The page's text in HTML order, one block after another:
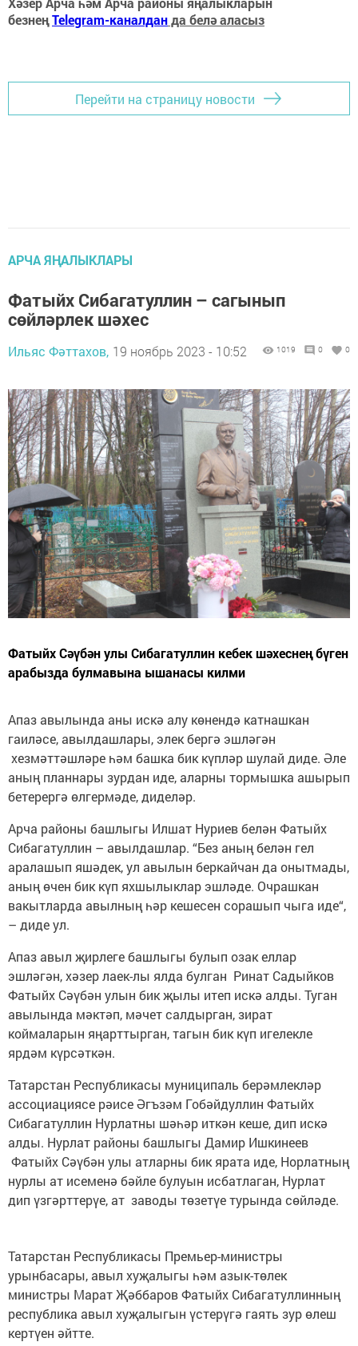
безнеңTelegram-каналданда белә аласыз
Перейти на страницу новости
АРЧА ЯҢАЛЫКЛАРЫ
Фатыйх Сибагатуллин – сагынып
сөйләрлек шәхес
Ильяс Фәттахов, 19 ноябрь 2023 - 10:52 1019 0 0
Фатыйх Сәүбән улы Сибагатуллин кебек шәхеснең бүген
арабызда булмавына ышанасы килми
Апаз авылында аны искә алу көнендә катнашкан
гаиләсе, авылдашлары, элек бергә эшләгән
хезмәттәшләре һәм башка бик күпләр шулай диде. Әле
аның планнары зурдан иде, аларны тормышка ашырып
бетерергә өлгермәде, диделәр.
Арча районы башлыгы Илшат Нуриев белән Фатыйх
Сибагатуллин – авылдашлар. “Без аның белән гел
аралашып яшәдек, ул авылын беркайчан да онытмады,
аның өчен бик күп яхшылыклар эшләде. Очрашкан
вакытларда авылның һәр кешесен сорашып чыга иде“,
– диде ул.
Апаз авыл җирлеге башлыгы булып озак еллар
эшләгән, хәзер лаек-лы ялда булган Ринат Садыйков
Фатыйх Сәүбән улын бик җылы итеп искә алды. Туган
авылында мәктәп, мәчет салдырган, зират
коймаларын яңарттырган, тагын бик күп игелекле
ярдәм күрсәткән.
Татарстан Республикасы муниципаль берәмлекләр
ассоциациясе рәисе Әгъзәм Гобәйдуллин Фатыйх
Сибагатуллин Нурлатны шәһәр иткән кеше, дип искә
алды. Нурлат районы башлыгы Дамир Ишкинеев
Фатыйх Сәүбән улы атларны бик ярата иде, Норлатның
нурлы ат исеменә бәйле булуын исбатлаган, Нурлат
дип үзгәрттерүе, ат заводы төзетүе турында сөйләде.
Татарстан Республикасы Премьер-министры
урынбасары, авыл хуҗалыгы һәм азык-төлек
министры Марат Җәббаров Фатыйх Сибагатуллинның
республика авыл хуҗалыгын үстерүгә гаять зур өлеш
кертүен әйтте.